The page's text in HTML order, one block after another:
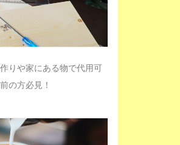
りや家にある物で代用可
の方必見！